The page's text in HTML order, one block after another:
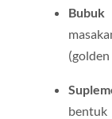
(golden